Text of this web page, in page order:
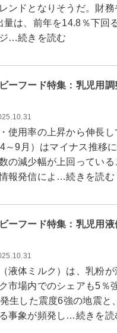
ンドとなりそうだ。財
量は、前年を14.8％下回
…続きを読む
ーフード特集：乳児用
使用率の上昇から伸長
～9月）はマイナス推移
の減少幅が上回ってい
報発信によ…続きを読む
ーフード特集：乳児用
液体ミルク）は、乳粉が
市場内でのシェアも5％
生した震度6強の地震と
事象が頻発し…続きを読